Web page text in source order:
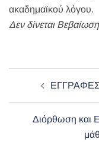
ακαδημαϊκού λόγου.
Δεν δίνεται
navigation
Διόρθωση και